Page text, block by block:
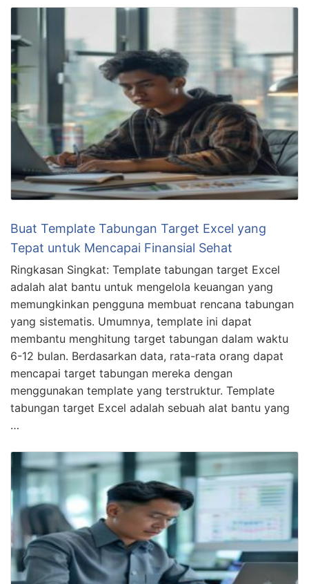
Buat Template Tabungan Target Excel yang
Tepat untuk Mencapai Finansial Sehat
Ringkasan Singkat: Template tabungan target Excel
adalah alat bantu untuk mengelola keuangan yang
memungkinkan pengguna membuat rencana tabungan
yang sistematis. Umumnya, template ini dapat
membantu menghitung target tabungan dalam waktu
6-12 bulan. Berdasarkan data, rata-rata orang dapat
mencapai target tabungan mereka dengan
menggunakan template yang terstruktur. Template
tabungan target Excel adalah sebuah alat bantu yang
…